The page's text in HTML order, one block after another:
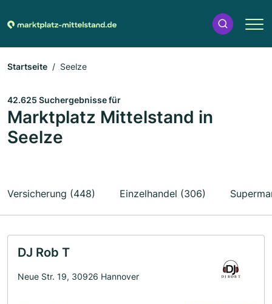
Startseite Seelze
42.625 Suchergebnisse für
Marktplatz Mittelstand in
Seelze
Versicherung (448) Einzelhandel (306)
DJ Rob T
Neue Str. 19, 30926 Hannover